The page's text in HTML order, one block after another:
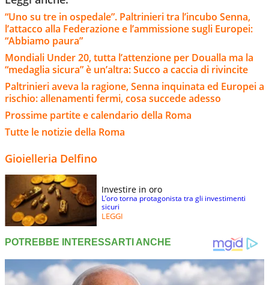
“Uno su tre in ospedale”. Paltrinieri tra l’incubo Senna,
l’attacco alla Federazione e l’ammissione sugli Europei:
“Abbiamo paura”
Mondiali Under 20, tutta l’attenzione per Doualla ma la
“medaglia sicura” è un’altra: Succo a caccia di rivincite
Paltrinieri aveva la ragione, Senna inquinata ed Europei a
rischio: allenamenti fermi, cosa succede adesso
Prossime partite e calendario della Roma
Tutte le notizie della Roma
Gioielleria Delfino
Investire in oro
L’oro torna protagonista tra gli investimenti
sicuri
LEGGI